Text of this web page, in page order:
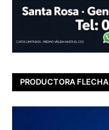
PRODUCTORA FLECHA